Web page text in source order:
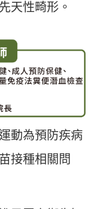
天性畸形。
動為預防疾病
接種相關問